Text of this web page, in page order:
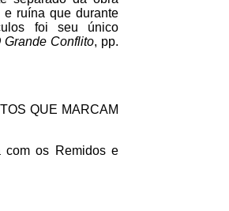
e ruína que durante
foi seu único
Grande Conflito, pp.
QUE MARCAM
com os Remidos e